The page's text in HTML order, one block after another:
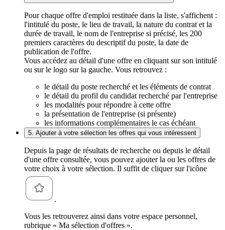
Pour chaque offre d'emploi restituée dans la liste, s'affichent :
l'intitulé du poste, le lieu de travail, la nature du contrat et la
durée de travail, le nom de l'entreprise si précisé, les 200
premiers caractères du descriptif du poste, la date de
publication de l'offre.
Vous accédez au détail d'une offre en cliquant sur son intitulé
ou sur le logo sur la gauche. Vous retrouvez :
le détail du poste recherché et les éléments de contrat
le détail du profil du candidat recherché par l'entreprise
les modalités pour répondre à cette offre
la présentation de l'entreprise (si présente)
les informations complémentaires le cas échéant
5. Ajouter à votre sélection les offres qui vous intéressent
Depuis la page de résultats de recherche ou depuis le détail
d'une offre consultée, vous pouvez ajouter la ou les offres de
votre choix à votre sélection. Il suffit de cliquer sur l'icône
.
Vous les retrouverez ainsi dans votre espace personnel,
rubrique « Ma sélection d'offres ».